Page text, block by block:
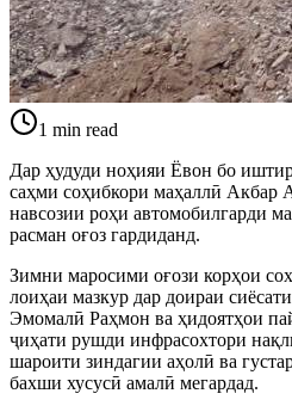
1 min read
Дар ҳудуди ноҳияи Ёвон бо
саҳми соҳибкори маҳаллӣ Акбар
навсозии роҳи автомобилгарди
расман оғоз гардиданд.
Зимни маросими оғози корҳои
лоиҳаи мазкур дар доираи
Эмомалӣ Раҳмон ва ҳидоятҳои
ҷиҳати рушди инфрасохтори
шароити зиндагии аҳолӣ ва
бахши хусусӣ амалӣ мегардад.